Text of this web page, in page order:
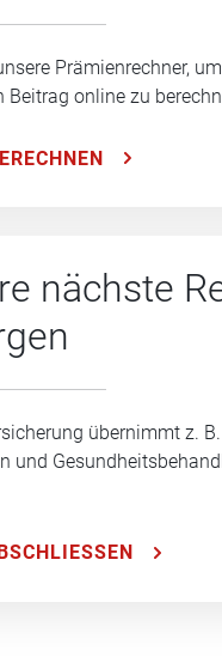
Prämienrechner,
Beitrag online zu
nächste
übernimmt z. B.
und